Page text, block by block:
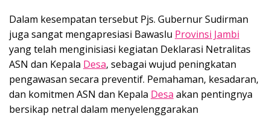
Dalam kesempatan tersebut Pjs. Gubernur Sudirman
juga sangat mengapresiasi Bawaslu Provinsi Jambi
yang telah menginisiasi kegiatan Deklarasi Netralitas
ASN dan Kepala Desa, sebagai wujud peningkatan
pengawasan secara preventif. Pemahaman, kesadaran,
dan komitmen ASN dan Kepala Desa akan pentingnya
bersikap netral dalam menyelenggarakan